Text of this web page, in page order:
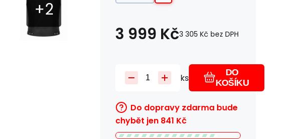
3 999 Kč3 305 Kč bez DPH
ks
DO
KOŠÍKU
Do dopravy zdarma bude
chybět jen 841 Kč